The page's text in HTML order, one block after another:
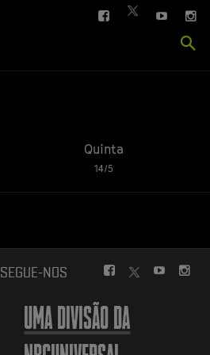
FACEBOOK
TWITTER
YOUTUBE
Quinta
14/5
SEGUE-NOS
FACEBOOK
YOUTUBE
UMA DIVISÃO DA